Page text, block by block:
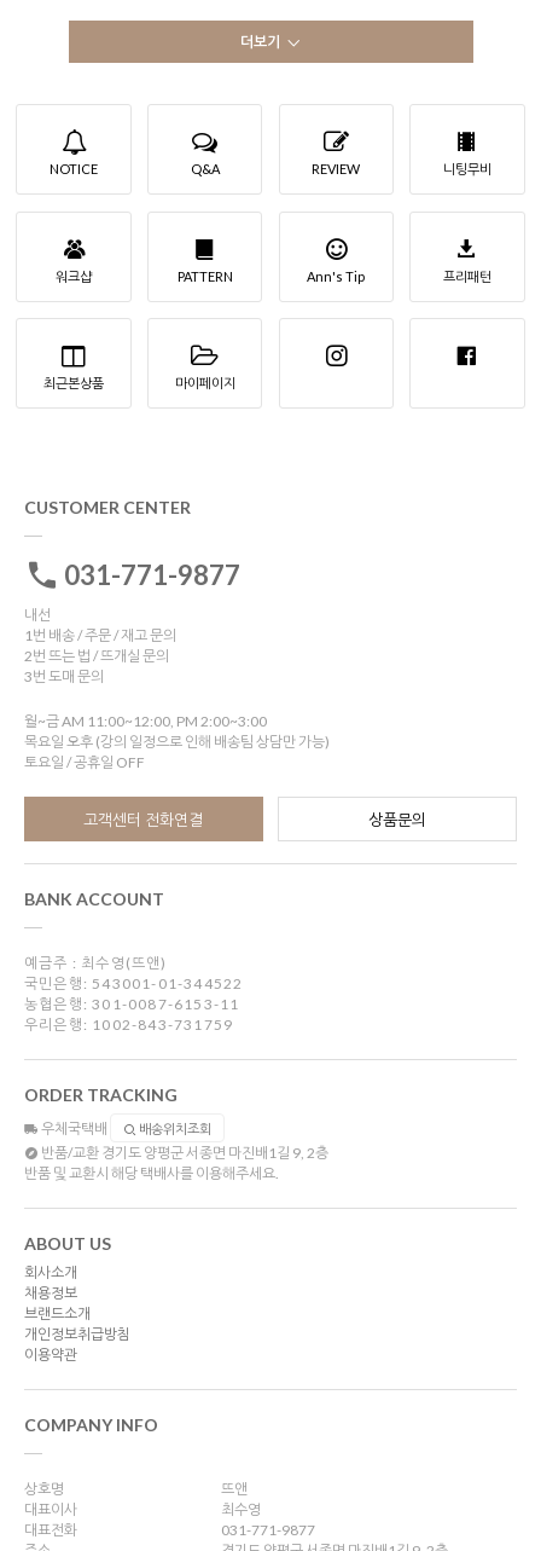
더보기
NOTICE Q&A REVIEW 니팅무비
워크샵 PATTERN Ann's Tip 프리패턴
최근본상품 마이페이지
CUSTOMER CENTER
031-771-9877
내선
1번 배송 / 주문 / 재고 문의
2번 뜨는 법 / 뜨개실 문의
3번 도매 문의
월~금 AM 11:00~12:00, PM 2:00~3:00
목요일 오후 (강의 일정으로 인해 배송팀 상담만 가능)
토요일 / 공휴일 OFF
고객센터 전화연결 상품문의
BANK ACCOUNT
예금주 : 최수영(뜨앤)
국민은행: 543001-01-344522
농협은행: 301-0087-6153-11
우리은행: 1002-843-731759
ORDER TRACKING
우체국택배 배송위치조회
반품/교환 경기도 양평군 서종면 마진배1길 9, 2층
반품 및 교환시 해당 택배사를 이용해주세요.
ABOUT US
회사소개
채용정보
브랜드소개
개인정보취급방침
이용약관
COMPANY INFO
상호명
뜨앤
대표이사
최수영
대표전화
031-771-9877